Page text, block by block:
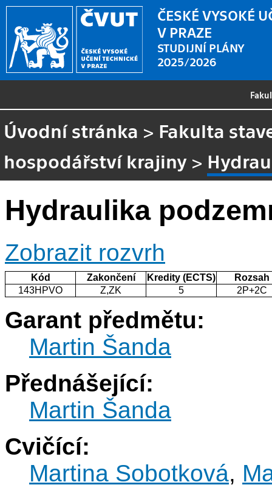
ČESKÉ VYSOKÉ
V PRAZE
STUDIJNÍ PLÁNY
2025/2026
Úvodní stránka > Fakulta
hospodářství krajiny >
Hydraulika
Zobrazit rozvrh
Kód Zakončení Kredity (ECTS)
Rozsah
143HPVO
Z,ZK 5 2P+2C
Garant předmětu:
Martin Šanda
Přednášející:
Martin Šanda
Cvičící:
Martina Sobotková,